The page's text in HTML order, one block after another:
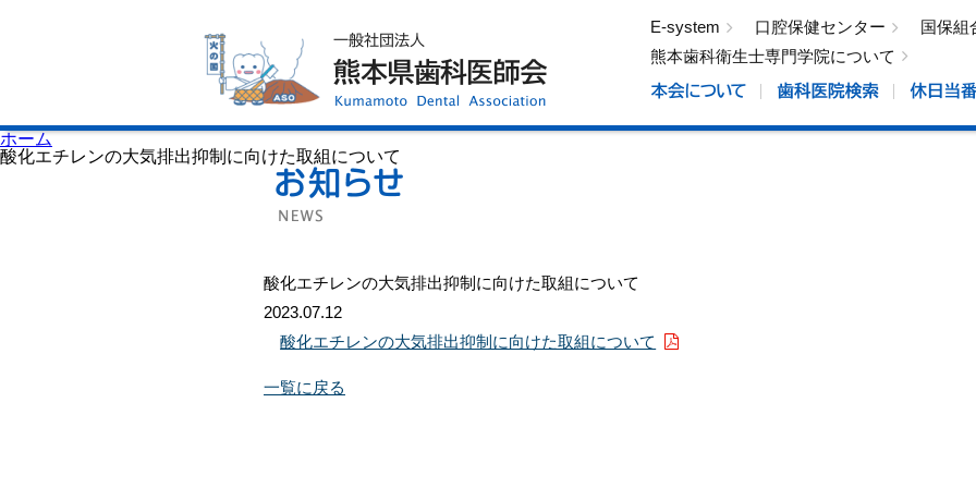
E-system 口腔保健センター
国保組
熊本歯科衛生士専門学院について
ホーム
酸化エチレンの大気排出抑制に向けた取組について
酸化エチレンの大気排出抑制に向けた取組について
2023.07.12
酸化エチレンの大気排出抑制に向けた取組について
一覧に戻る
歯科医院検索
休日当番医
イベント案内
歯の豆知識
口腔保健センター
国保組合からのお知らせ
熊本歯科衛生士専門学院
会員専用ページ
プライバシーポリシー
サイトマップ